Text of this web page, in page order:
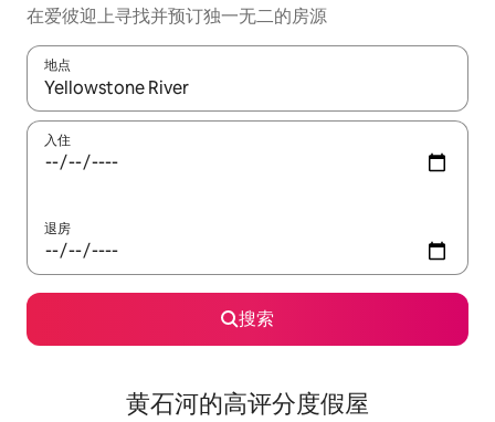
在爱彼迎上寻找并预订独一无二的房源
地点
如有搜索结果，请使用上下方向键查看，或通过点击或滑动手势
入住
退房
搜索
黄石河的高评分度假屋